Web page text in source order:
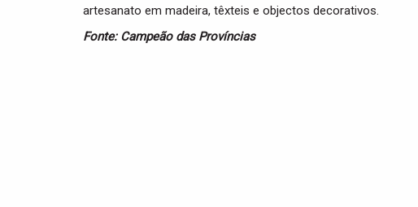
artesanato em madeira, têxteis e objectos decorativos.
Fonte: Campeão das Províncias